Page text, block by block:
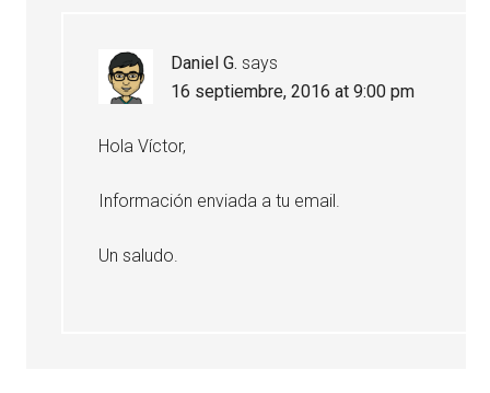
Daniel G. says
16 septiembre, 2016 at 9:00 pm
Hola Víctor,
Información enviada a tu email.
Un saludo.